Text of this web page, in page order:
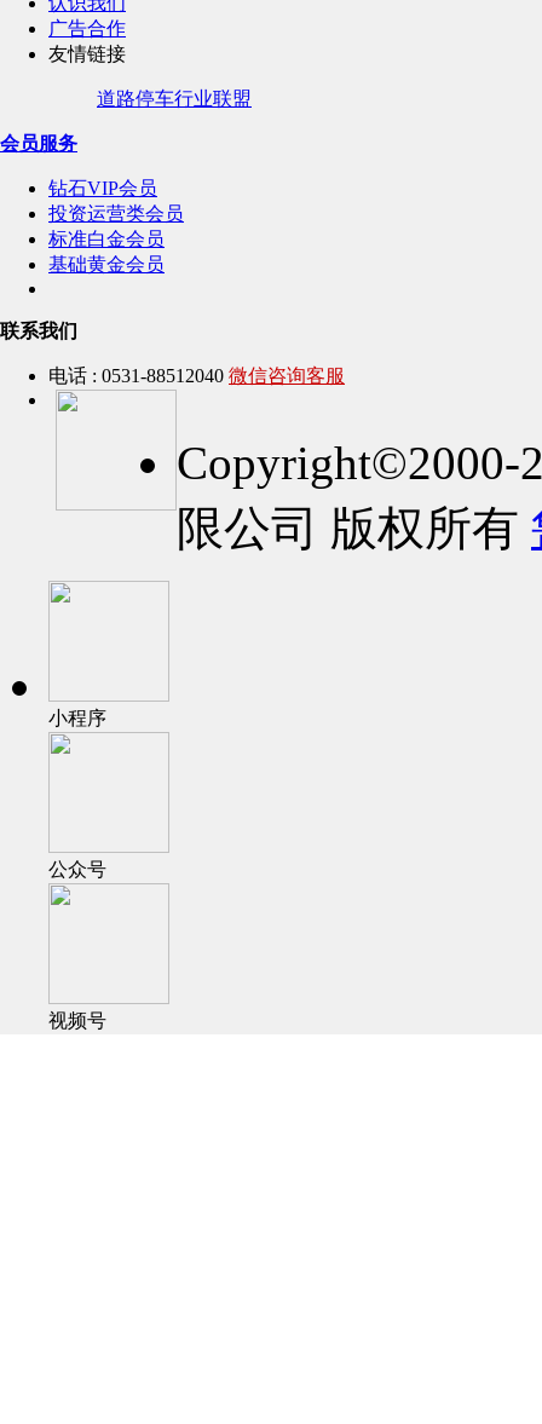
广告合作
友情链接
道路停车行业联盟
会员服务
钻石VIP会员
投资运营类会员
标准白金会员
基础黄金会员
联系我们
电话 : 0531-88512040 微信咨询客服
Copyright©2000-
限公司 版权所有
小程序
公众号
视频号